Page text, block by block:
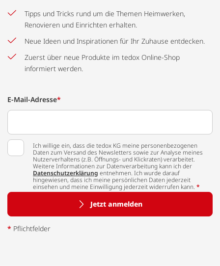
Tipps und Tricks rund um die Themen Heimwerken,
Renovieren und Einrichten erhalten.
Neue Ideen und Inspirationen für Ihr Zuhause entdecken.
Zuerst über neue Produkte im tedox Online-Shop
informiert werden.
E-Mail-Adresse*
Ich willige ein, dass die tedox KG meine personenbezogenen
Daten zum Versand des Newsletters sowie zur Analyse meines
Nutzerverhaltens (z.B. Öffnungs- und Klickraten) verarbeitet.
Weitere Informationen zur Datenverarbeitung kann ich der
Datenschutzerklärung entnehmen. Ich wurde darauf
hingewiesen, dass ich meine persönlichen Daten jederzeit
einsehen und meine Einwilligung jederzeit widerrufen kann. *
Jetzt anmelden
* Pflichtfelder